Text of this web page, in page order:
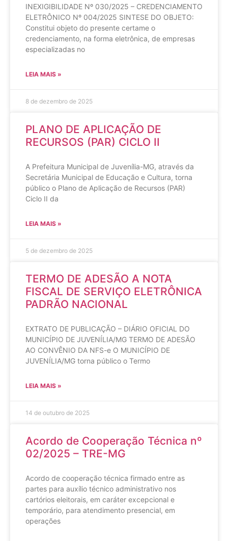
INEXIGIBILIDADE Nº 030/2025 – CREDENCIAMENTO
ELETRÔNICO Nº 004/2025 SINTESE DO OBJETO:
Constitui objeto do presente certame o
credenciamento, na forma eletrônica, de empresas
especializadas no
LEIA MAIS »
8 de dezembro de 2025
PLANO DE APLICAÇÃO DE
RECURSOS (PAR) CICLO II
A Prefeitura Municipal de Juvenília-MG, através da
Secretária Municipal de Educação e Cultura, torna
público o Plano de Aplicação de Recursos (PAR)
Ciclo II da
LEIA MAIS »
5 de dezembro de 2025
TERMO DE ADESÃO A NOTA
FISCAL DE SERVIÇO ELETRÔNICA
PADRÃO NACIONAL
EXTRATO DE PUBLICAÇÃO – DIÁRIO OFICIAL DO
MUNICÍPIO DE JUVENÍLIA/MG TERMO DE ADESÃO
AO CONVÊNIO DA NFS-e O MUNICÍPIO DE
JUVENÍLIA/MG torna público o Termo
LEIA MAIS »
14 de outubro de 2025
Acordo de Cooperação Técnica nº
02/2025 – TRE-MG
Acordo de cooperação técnica firmado entre as
partes para auxílio técnico administrativo nos
cartórios eleitorais, em caráter excepcional e
temporário, para atendimento presencial, em
operações